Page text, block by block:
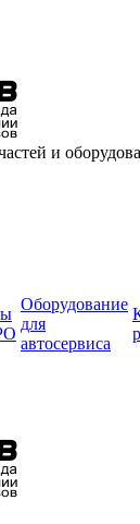
и
Оборудование
для
автосервиса